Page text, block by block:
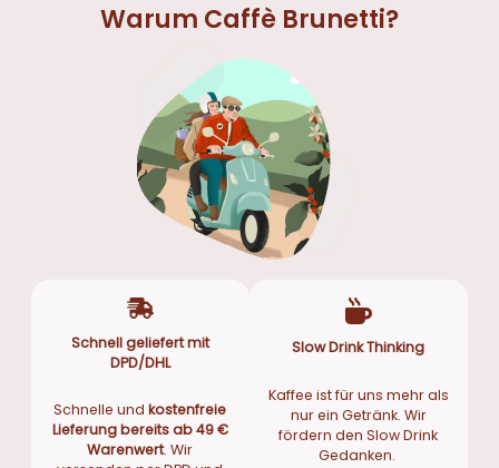
Warum Caffè Brunetti?
Schnell geliefert mit
DPD/DHL
Schnelle undkostenfreie
Lieferung bereits ab 49 €
Warenwert. Wir
Slow Drink Thinking
Kaffee ist für uns mehr als
nur ein Getränk. Wir
fördern den Slow Drink
Gedanken.